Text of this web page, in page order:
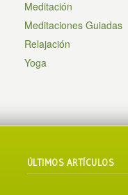
Meditación
Meditaciones Guiadas
Relajación
Yoga
ÚLTIMOS ARTÍCULOS